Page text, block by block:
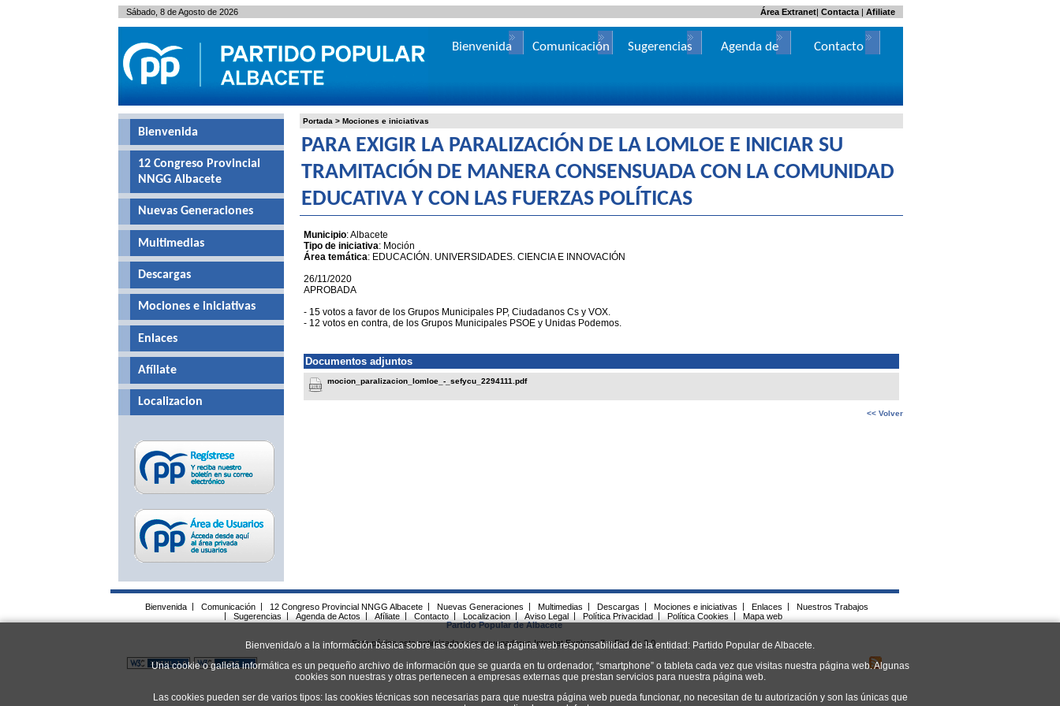
Bienvenida/o a la información básica sobre las cookies de la página web responsabilidad de la entidad: Partido Popular de Albacete.
Una cookie o galleta informática es un pequeño archivo de información que se guarda en tu ordenador, “smartphone” o tableta cada vez que visitas nuestra página web. Algunas
cookies son nuestras y otras pertenecen a empresas externas que prestan servicios para nuestra página web.
Las cookies pueden ser de varios tipos: las cookies técnicas son necesarias para que nuestra página web pueda funcionar, no necesitan de tu autorización y son las únicas que
Portada > Mociones e iniciativas
PARA EXIGIR LA PARALIZACIÓN DE LA LOMLOE E INICIAR SU
TRAMITACIÓN DE MANERA CONSENSUADA CON LA COMUNIDAD
EDUCATIVA Y CON LAS FUERZAS POLÍTICAS
Municipio: Albacete
Tipo de iniciativa: Moción
Área temática: EDUCACIÓN. UNIVERSIDADES. CIENCIA E INNOVACIÓN
26/11/2020
APROBADA
- 15 votos a favor de los Grupos Municipales PP, Ciudadanos Cs y VOX.
- 12 votos en contra, de los Grupos Municipales PSOE y Unidas Podemos.
Documentos adjuntos
mocion_paralizacion_lomloe_-_sefycu_2294111.pdf
<< Volver
Bienvenida
12 Congreso Provincial
NNGG Albacete
Nuevas Generaciones
Multimedias
Descargas
Mociones e iniciativas
Enlaces
Afíliate
Localizacion
Sábado, 8 de Agosto de 2026 | Contacta| Afiliate
Área Extranet
Bienvenida Comunicación Sugerencias
Agenda de
Contacto
Bienvenida Comunicación 12 Congreso Provincial NNGG Albacete Nuevas Generaciones Multimedias Descargas Mociones e iniciativas Enlaces
Nuestros Trabajos
Sugerencias Agenda de Actos Afíliate Contacto Localizacion Aviso Legal Política Privacidad Política Cookies
Mapa web
Partido Popular de Albacete
Esta página esta optimizada para navegadores Internet Explorer 7 y Firefox 3.0.